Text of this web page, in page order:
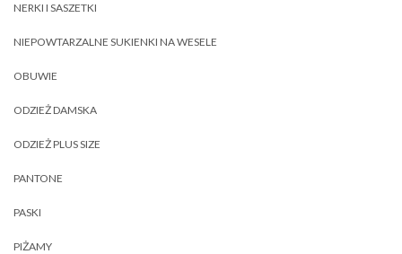
NERKI I SASZETKI
NIEPOWTARZALNE SUKIENKI NA WESELE
OBUWIE
ODZIEŻ DAMSKA
ODZIEŻ PLUS SIZE
PANTONE
PASKI
PIŻAMY